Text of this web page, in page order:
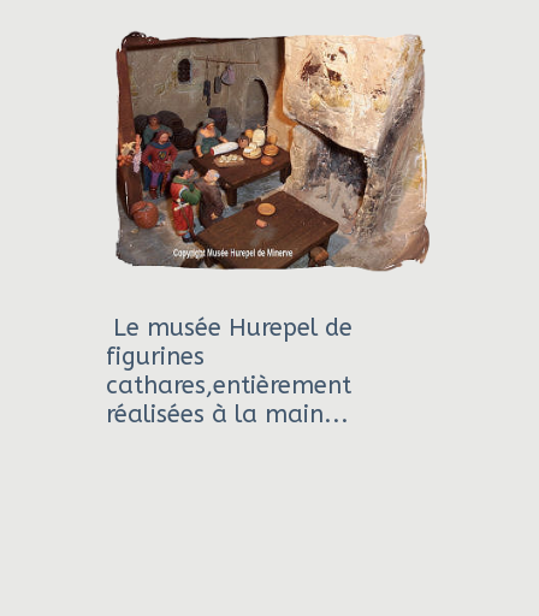
Le musée Hurepel de
figurines
cathares,entièrement
réalisées à la main...